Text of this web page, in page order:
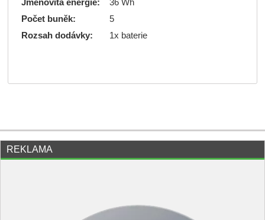
Jmenovitá energie:
36 Wh
Počet buněk:
5
Rozsah dodávky:
1x baterie
REKLAMA